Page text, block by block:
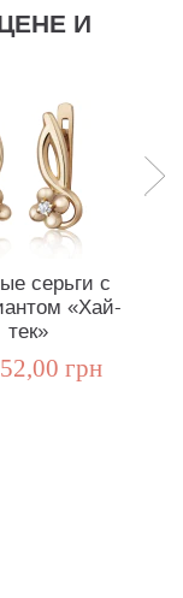
И
серьги с
«Хай-
тек»
грн